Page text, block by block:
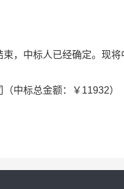
，中标人已经确定。现将
中标总金额：￥11932）